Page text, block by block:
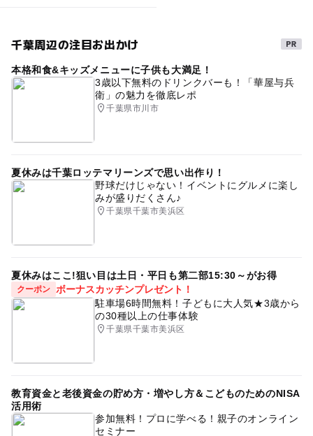
千葉周辺の注目お出かけ
本格和食&キッズメニューに子供も大満足！
3歳以下無料のドリンクバーも！「華屋与兵
衛」の魅力を徹底レポ
千葉県市川市
夏休みは千葉ロッテマリーンズで思い出作り！
野球だけじゃない！イベントにグルメに楽し
みが盛りだくさん♪
千葉県千葉市美浜区
夏休みはここ!狙い目は土日・平日も第二部15:30～がお得
クーポン
ボーナスカッチンプレゼント！
駐車場6時間無料！子どもに大人気★3歳から
の30種以上の仕事体験
千葉県千葉市美浜区
教育資金と老後資金の貯め方・増やし方＆こどものためのNISA
活用術
参加無料！プロに学べる！親子のオンライン
セミナー